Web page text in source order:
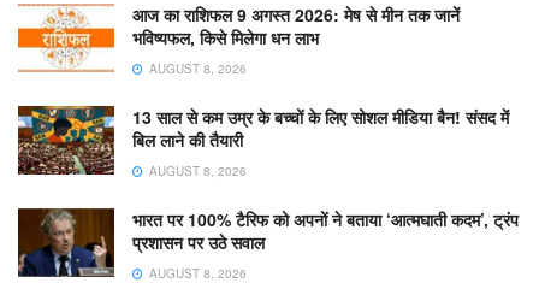
आज का राशिफल 9 अगस्त 2026: मेष से मीन तक जानें
भविष्यफल, किसे मिलेगा धन लाभ
AUGUST 8, 2026
13 साल से कम उम्र के बच्चों के लिए सोशल मीडिया बैन! संसद में
बिल लाने की तैयारी
AUGUST 8, 2026
भारत पर 100% टैरिफ को अपनों ने बताया ‘आत्मघाती कदम’, ट्रंप
प्रशासन पर उठे सवाल
AUGUST 8, 2026